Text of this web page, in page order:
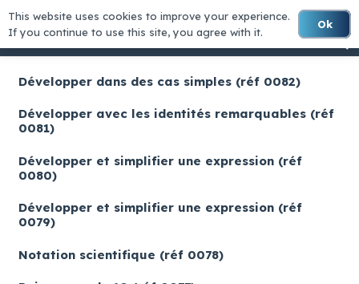
MATHS-LYCEE
Développer dans des cas simples (réf 0082)
Développer avec les identités remarquables (réf
0081)
Développer et simplifier une expression (réf
0080)
Développer et simplifier une expression (réf
0079)
Notation scientifique (réf 0078)
This website uses cookies to improve your experience.
If you continue to use this site, you agree with it.
Ok